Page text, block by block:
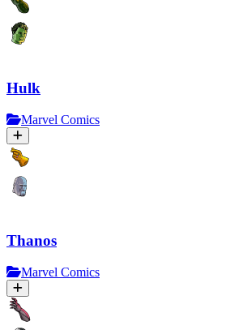
Hulk
Marvel Comics
Thanos
Marvel Comics